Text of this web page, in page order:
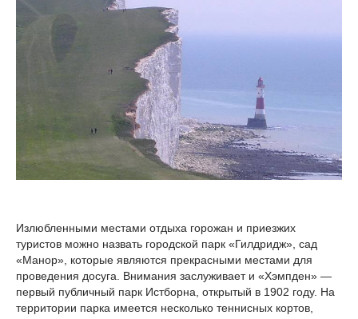
Излюбленными местами отдыха горожан и приезжих
туристов можно назвать городской парк «Гилдридж», сад
«Манор», которые являются прекрасными местами для
проведения досуга. Внимания заслуживает и «Хэмпден» —
первый публичный парк Истборна, открытый в 1902 году. На
территории парка имеется несколько теннисных кортов,